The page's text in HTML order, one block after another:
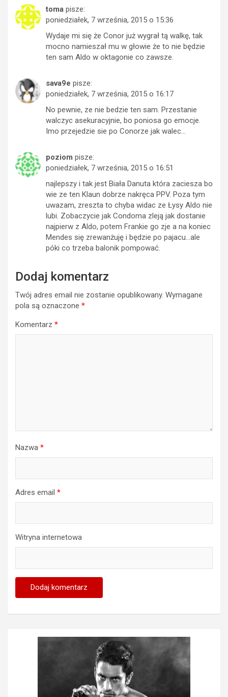
toma pisze:
poniedziałek, 7 września, 2015 o 15:36
Wydaje mi się że Conor już wygrał tą walkę, tak
mocno namieszał mu w głowie że to nie będzie
ten sam Aldo w oktagonie co zawsze.
sava9e pisze:
poniedziałek, 7 września, 2015 o 16:17
No pewnie, ze nie bedzie ten sam. Przestanie
walczyc asekuracyjnie, bo poniosa go emocje.
Imo przejedzie sie po Conorze jak walec…
poziom pisze:
poniedziałek, 7 września, 2015 o 16:51
najlepszy i tak jest Biała Danuta która zaciesza bo
wie ze ten Klaun dobrze nakręca PPV. Poza tym
uwazam, zreszta to chyba widac ze Łysy Aldo nie
lubi. Zobaczycie jak Condoma zleją jak dostanie
najpierw z Aldo, potem Frankie go zje a na koniec
Mendes się zrewanżuję i będzie po pajacu…ale
póki co trzeba balonik pompować.
Dodaj komentarz
Twój adres email nie zostanie opublikowany. Wymagane
pola są oznaczone *
Komentarz *
Nazwa *
Adres email *
Witryna internetowa